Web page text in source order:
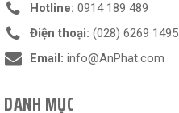
Hotline: 0914 189 489
Điện thoại: (028) 6269 1495
Email: info@AnPhat.com
DANH MỤC